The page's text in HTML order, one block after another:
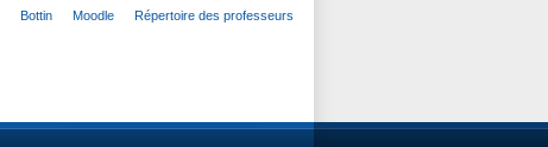
Bottin Moodle Répertoire des professeurs